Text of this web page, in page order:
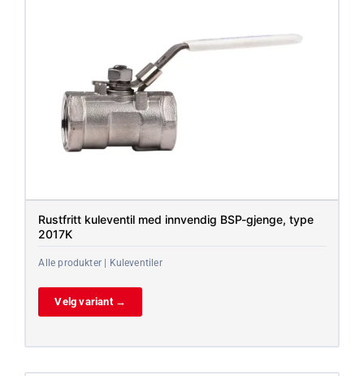
Rustfritt kuleventil med innvendig BSP-gjenge, type
2017K
Alle produkter | Kuleventiler
Velg variant →